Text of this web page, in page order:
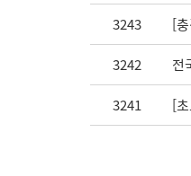
3243 [
3242 전
3241 [